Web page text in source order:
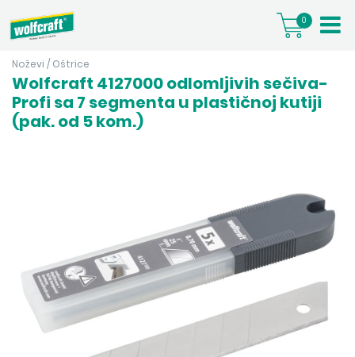
0
Noževi / Oštrice
Wolfcraft 4127000 odlomljivih sečiva-
Profi sa 7 segmenta u plastičnoj kutiji
(pak. od 5 kom.)